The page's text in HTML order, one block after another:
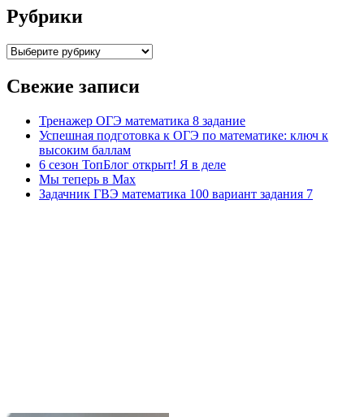
Рубрики
Рубрики
Свежие записи
Тренажер ОГЭ математика 8 задание
Успешная подготовка к ОГЭ по математике: ключ к
высоким баллам
6 сезон ТопБлог открыт! Я в деле
Мы теперь в Max
Задачник ГВЭ математика 100 вариант задания 7